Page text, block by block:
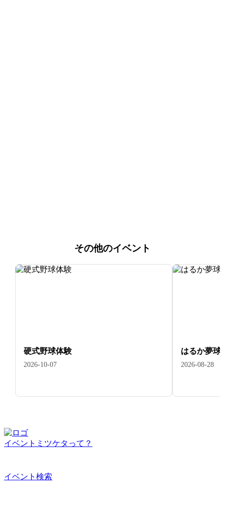
その他のイベント
硬式野球体験
2026-10-07
はるか夢球
2026-08-28
イベントミツケタって？
イベント検索